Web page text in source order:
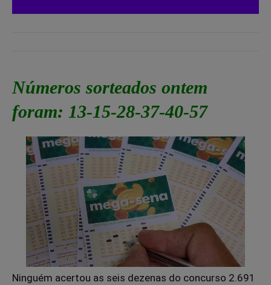
Números sorteados ontem
foram: 13-15-28-37-40-57
Ninguém acertou as seis dezenas do concurso 2.691